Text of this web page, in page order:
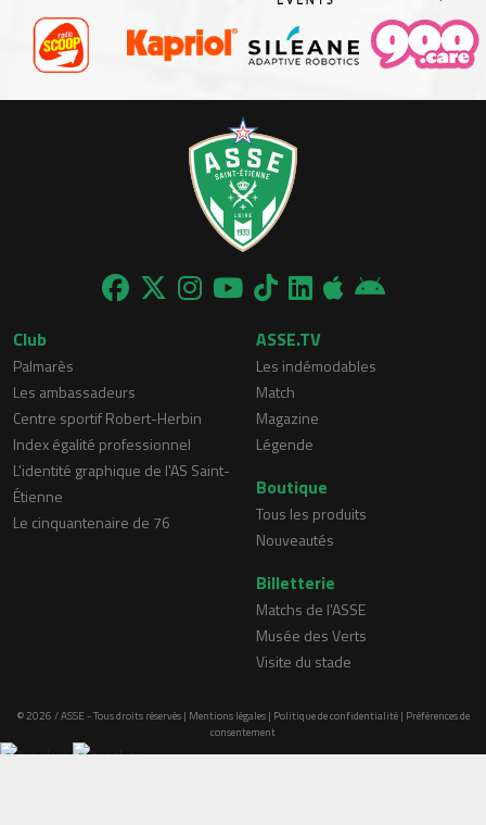
Club
Palmarès
Les ambassadeurs
Centre sportif Robert-Herbin
Index égalité professionnel
L'identité graphique de l'AS Saint-
Étienne
Le cinquantenaire de 76
ASSE.TV
Les indémodables
Match
Magazine
Légende
Boutique
Tous les produits
Nouveautés
Billetterie
Matchs de l'ASSE
Musée des Verts
Visite du stade
© 2026 / ASSE - Tous droits réservés | Mentions légales| Politique de confidentialité| Préférences de
consentement